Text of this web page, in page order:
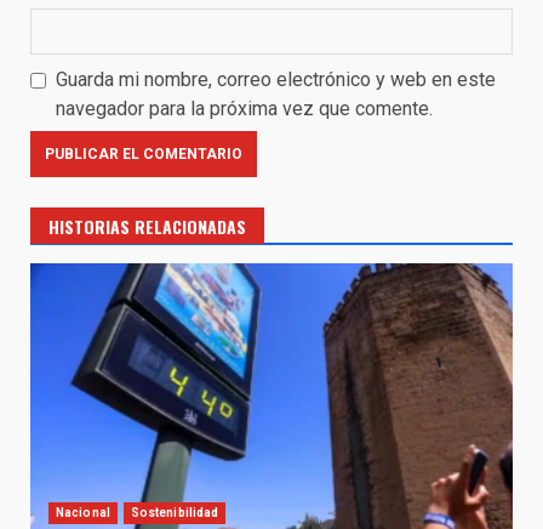
Guarda mi nombre, correo electrónico y web en este
navegador para la próxima vez que comente.
HISTORIAS RELACIONADAS
Nacional Sostenibilidad